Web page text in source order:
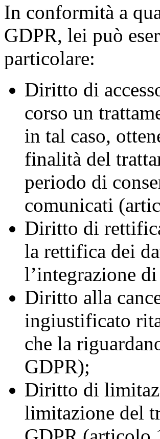
In conformità a
GDPR, lei può
particolare:
Diritto di
corso un
in tal caso,
finalità del
periodo di
comunicati
Diritto di
la rettifica dei
l’integrazione
Diritto alla
ingiustificato
che la
GDPR);
Diritto di
limitazione del